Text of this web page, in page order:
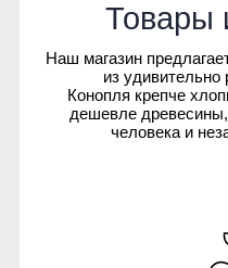
Товары
Наш магазин
из
Конопля крепче
дешевле
человека и